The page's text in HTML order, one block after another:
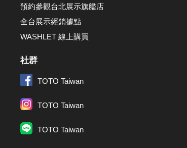
預約參觀台北展示旗艦店
全台展示經銷據點
WASHLET 線上購買
社群
TOTO Taiwan
TOTO Taiwan
TOTO Taiwan